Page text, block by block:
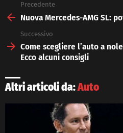
more
Precedente
Nuova Mercedes-AMG SL:
Successivo
Come scegliere l’auto a
Ecco alcuni consigli
Altri articoli da:Auto